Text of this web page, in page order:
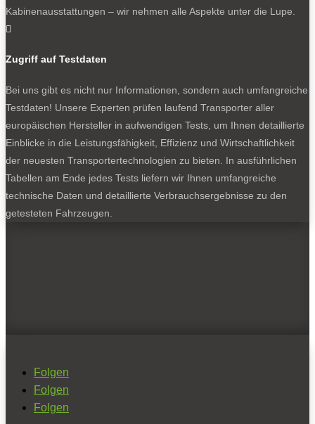
Kabinenausstattungen – wir nehmen alle Aspekte unter die Lupe.

Zugriff auf Testdaten
Bei uns gibt es nicht nur Informationen, sondern auch umfangreiche
Testdaten! Unsere Experten prüfen laufend Transporter aller
europäischen Hersteller in aufwendigen Tests, um Ihnen detaillierte
Einblicke in die Leistungsfähigkeit, Effizienz und Wirtschaftlichkeit
der neuesten Transportertechnologien zu bieten. In ausführlichen
Tabellen am Ende jedes Tests liefern wir Ihnen umfangreiche
technische Daten und detaillierte Verbrauchsergebnisse zu den
getesteten Fahrzeugen.
Folgen
Folgen
Folgen